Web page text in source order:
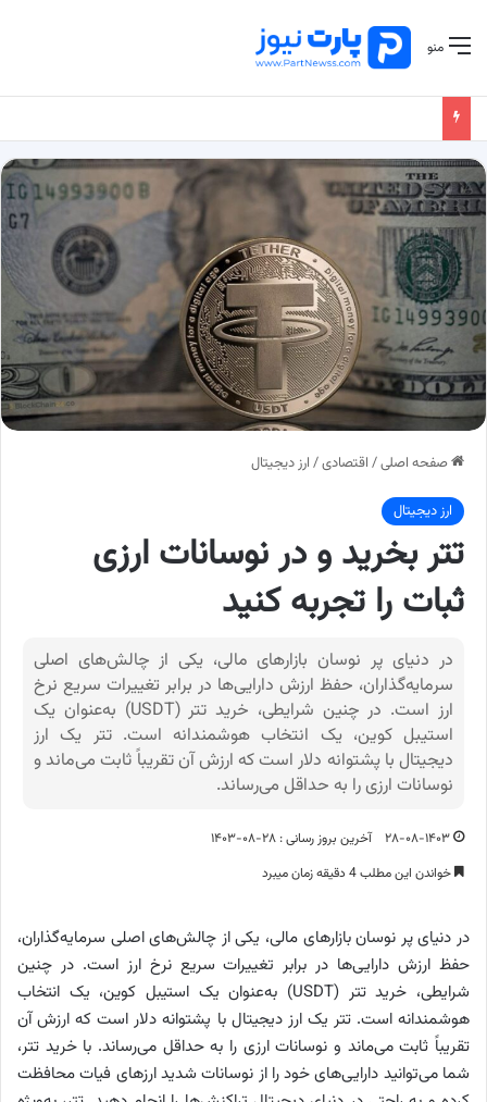
منو
صفحه اصلی/ اقتصادی/ ارز دیجیتال
ارز دیجیتال
تتر بخرید و در نوسانات ارزی
ثبات را تجربه کنید
در دنیای پر نوسان بازارهای مالی، یکی از چالش‌های اصلی
سرمایه‌گذاران، حفظ ارزش دارایی‌ها در برابر تغییرات سریع نرخ
ارز است. در چنین شرایطی، خرید تتر (USDT) به‌عنوان یک
استیبل کوین، یک انتخاب هوشمندانه است. تتر یک ارز
دیجیتال با پشتوانه دلار است که ارزش آن تقریباً ثابت می‌ماند و
نوسانات ارزی را به حداقل می‌رساند.
۲۸-۰۸-۱۴۰۳
آخرین بروز رسانی : ۲۸-۰۸-۱۴۰۳
خواندن این مطلب 4 دقیقه زمان میبرد
در دنیای پر نوسان بازارهای مالی، یکی از چالش‌های اصلی سرمایه‌گذاران،
حفظ ارزش دارایی‌ها در برابر تغییرات سریع نرخ ارز است. در چنین
شرایطی، خرید تتر (USDT) به‌عنوان یک استیبل کوین، یک انتخاب
هوشمندانه است. تتر یک ارز دیجیتال با پشتوانه دلار است که ارزش آن
تقریباً ثابت می‌ماند و نوسانات ارزی را به حداقل می‌رساند. با خرید تتر،
شما می‌توانید دارایی‌های خود را از نوسانات شدید ارزهای فیات محافظت